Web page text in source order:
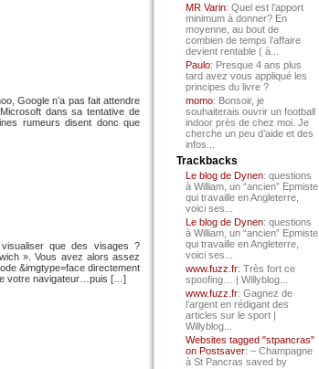
Google n’a pas fait attendre
dans sa tentative de
rumeurs disent donc que
que des visages ?
». Vous avez alors assez
&imgtype=face directement
votre navigateur…puis […]
MR Varin: Quel est l’apport
minimum à donner? En
moyenne, au bout de
combien de temps l’affaire
devient rentable ( à...
Paulo: Presque 4 ans plus
tard avez vous appliqué les
principes du livre ?
momo: Bonsoir, je
souhaiterais ouvrir un football
indoor près de chez moi. Je
cherche un peu d’aide et des
infos...
Trackbacks
Le blog de Dynen: questions
à William, un “ancien” Epmiste
qui travaille en Angleterre,
voici ses...
Le blog de Dynen: questions
à William, un “ancien” Epmiste
qui travaille en Angleterre,
voici ses...
www.fuzz.fr: Très fort ce
spoofing… | Willyblog...
www.fuzz.fr: Gagnez de
l’argent en rédigant des
articles sur le sport |
Willyblog...
Websites tagged "stpancras"
on Postsaver: – Champagne
à St Pancras saved by